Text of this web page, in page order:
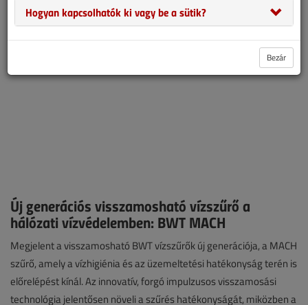
Új generációs visszamosható vízszűrő a
hálózati vízvédelemben: BWT MACH
Megjelent a visszamosható BWT vízszűrők új generációja, a MACH
szűrő, amely a vízhigiénia és az üzemeltetési hatékonyság terén is
előrelépést kínál. Az innovatív, forgó impulzusos visszamosási
technológia jelentősen növeli a szűrés hatékonyságát, miközben a
Hogyan kapcsolhatók ki vagy be a sütik?
Bezár